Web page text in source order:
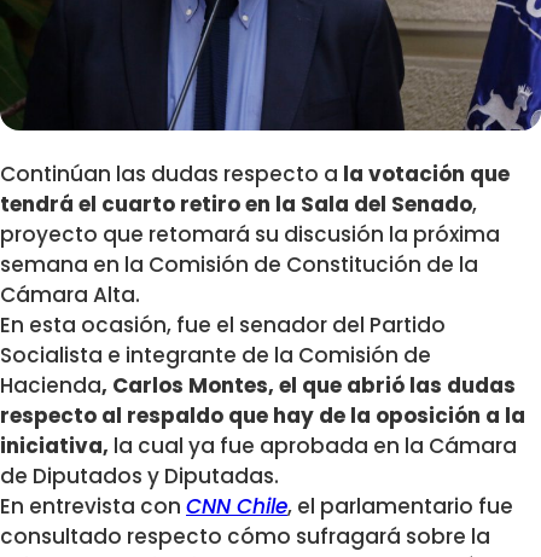
Continúan las dudas respecto a la votación que
tendrá el cuarto retiro en la Sala del Senado,
proyecto que retomará su discusión la próxima
semana en la Comisión de Constitución de la
Cámara Alta.
En esta ocasión, fue el senador del Partido
Socialista e integrante de la Comisión de
Hacienda, Carlos Montes, el que abrió las dudas
respecto al respaldo que hay de la oposición a la
iniciativa, la cual ya fue aprobada en la Cámara
de Diputados y Diputadas.
En entrevista con CNN Chile, el parlamentario fue
consultado respecto cómo sufragará sobre la